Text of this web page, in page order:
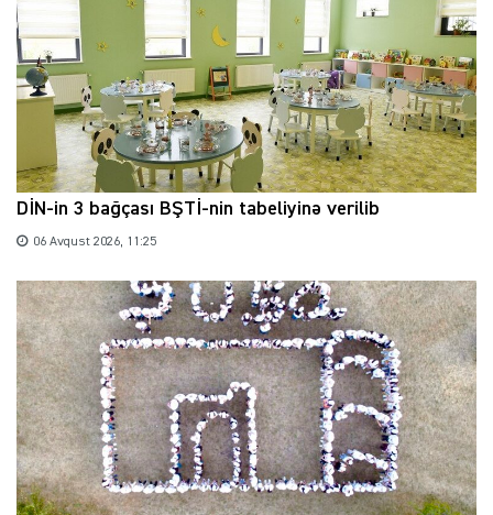
DİN-in 3 bağçası BŞTİ-nin tabeliyinə verilib
06 Avqust 2026, 11:25